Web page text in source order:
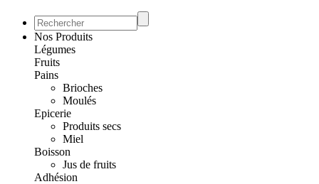
Nos Produits
Légumes
Fruits
Pains
Brioches
Moulés
Epicerie
Produits secs
Miel
Boisson
Jus de fruits
Adhésion